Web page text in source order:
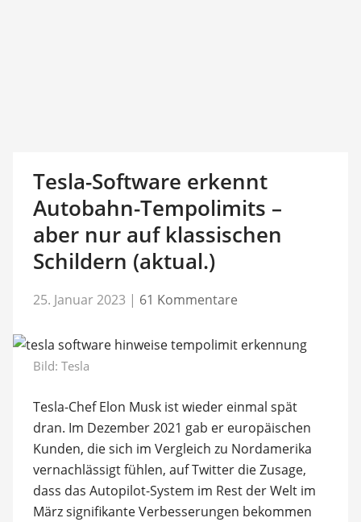
Tesla-Software erkennt
Autobahn-Tempolimits –
aber nur auf klassischen
Schildern (aktual.)
25. Januar 2023 | 61 Kommentare
Bild: Tesla
Tesla-Chef Elon Musk ist wieder einmal spät
dran. Im Dezember 2021 gab er europäischen
Kunden, die sich im Vergleich zu Nordamerika
vernachlässigt fühlen, auf Twitter die Zusage,
dass das Autopilot-System im Rest der Welt im
März signifikante Verbesserungen bekommen